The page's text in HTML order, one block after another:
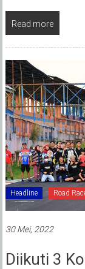
Read more
Headline Road
30 Mei, 2022
Diikuti 3